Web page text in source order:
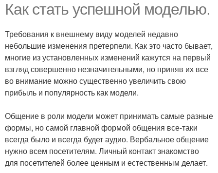
Как стать успешной моделью.
Требования к внешнему виду моделей недавно
небольшие изменения претерпели. Как это часто бывает,
многие из установленных изменений кажутся на первый
взгляд совершенно незначительными, но приняв их все
во внимание можно существенно увеличить свою
прибыль и популярность как модели.
Общение в роли модели может принимать самые разные
формы, но самой главной формой общения все-таки
всегда было и всегда будет аудио. Вербальное общение
нужно всем посетителям. Личный контакт знакомство
для посетителей более ценным и естественным делает.